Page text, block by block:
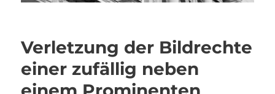
Verletzung der Bildrechte
einer zufällig neben